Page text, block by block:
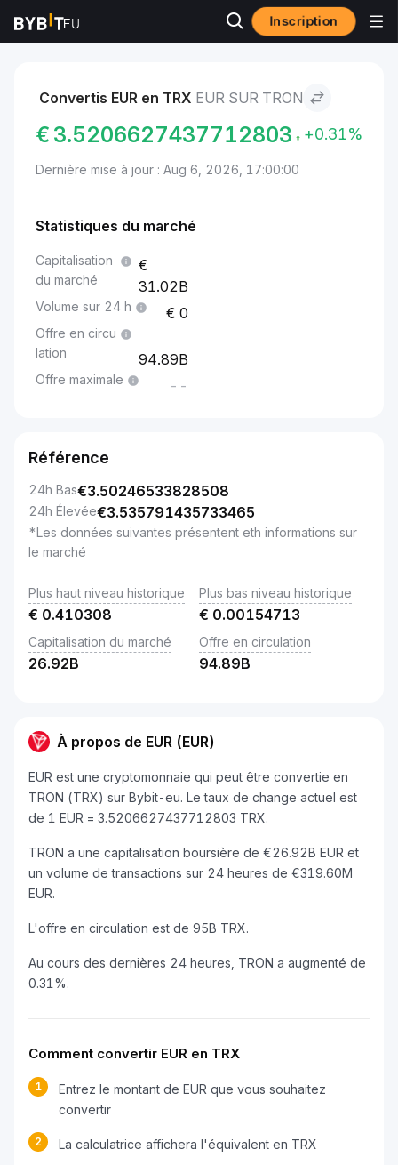
Inscription
Marchés EUR to TRON
Convertis EUR en TRX EUR SUR TRON
€ 3.5206627437712803 +0.31%
Dernière mise à jour : Aug 6, 2026, 17:00:00
Statistiques du marché
Capitalisation
du marché
31.02B
Volume sur 24 h 0
Offre en circu
lation
94.89B
Offre maximale --
Référence
24h Bas€3.50246533828508
24h Élevée€3.535791435733465
*Les données suivantes présentent eth informations sur
le marché
Plus haut niveau historique
€ 0.410308
Plus bas niveau historique
€ 0.00154713
Capitalisation du marché
26.92B
Offre en circulation
94.89B
À propos de EUR (EUR)
EUR est une cryptomonnaie qui peut être convertie en
TRON (TRX) sur Bybit-eu. Le taux de change actuel est
de 1 EUR = 3.5206627437712803 TRX.
TRON a une capitalisation boursière de €26.92B EUR et
un volume de transactions sur 24 heures de €319.60M
EUR.
L'offre en circulation est de 95B TRX.
Au cours des dernières 24 heures, TRON a augmenté de
0.31%.
Comment convertir EUR en TRX
1
Entrez le montant de EUR que vous souhaitez
convertir
2 La calculatrice affichera l'équivalent en TRX